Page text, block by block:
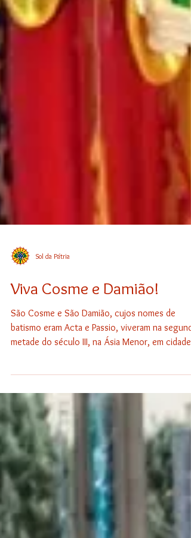
Sol da Pátria
batismo eram Acta e Passio, viveram na segunda
metade do século III, na Ásia Menor, em cidade
chamada Cilícia. Pertenciam à elite e concluíram
os estudos de medicina na Síria. Imediatamente
após, passaram a se dedicar aos cuidados dos
enfermos necessitados, que não conseguiam
acesso a serviços médicos, de quase
exclusividade de pequena parcela mais abastada
da população.